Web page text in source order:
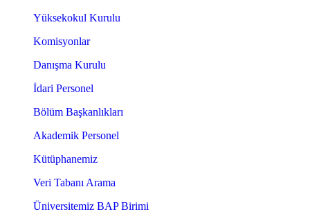
Yüksekokul Kurulu
Komisyonlar
Danışma Kurulu
İdari Personel
Bölüm Başkanlıkları
Akademik Personel
Kütüphanemiz
Veri Tabanı Arama
Üniversitemiz BAP Birimi